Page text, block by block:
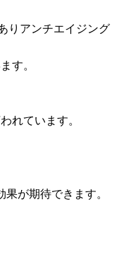
りアンチエイジング
す。
れています。
果が期待できます。